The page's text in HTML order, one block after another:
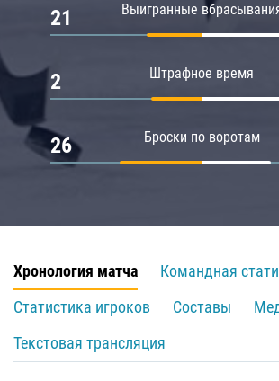
Выигранные
21
Штрафное время
2
Броски по воротам
26
Хронология матча
Командная
Статистика игроков
Составы
Текстовая трансляция